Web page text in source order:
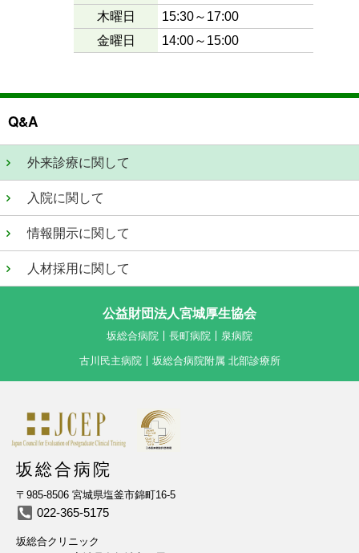
木曜日
15:30～17:00
金曜日
14:00～15:00
Q&A
外来診療に関して
入院に関して
情報開示に関して
人材採用に関して
公益財団法人宮城厚生協会
坂総合病院 長町病院 泉病院
古川民主病院 坂総合病院附属 北部診療所
〒985-8506 宮城県塩釜市錦町16-5
022-365-5175
坂総合クリニック